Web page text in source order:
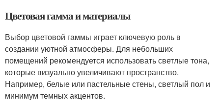
Цветовая гамма и материалы
Выбор цветовой гаммы играет ключевую роль в
создании уютной атмосферы. Для небольших
помещений рекомендуется использовать светлые тона,
которые визуально увеличивают пространство.
Например, белые или пастельные стены, светлый пол и
минимум темных акцентов.